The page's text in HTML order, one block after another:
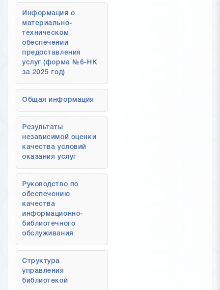
Информация о
материально-
техническом
обеспечении
предоставления
услуг (форма №6-НК
за 2025 год)
Общая информация
Результаты
независимой оценки
качества условий
оказания услуг
Руководство по
обеспечению
качества
информационно-
библиотечного
обслуживания
Структура
управления
библиотекой